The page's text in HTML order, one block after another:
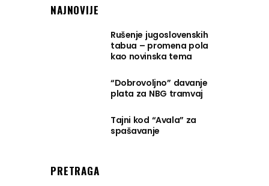
NAJNOVIJE
Rušenje jugoslovenskih
tabua – promena pola
kao novinska tema
“Dobrovoljno” davanje
plata za NBG tramvaj
Tajni kod “Avala” za
spašavanje
PRETRAGA